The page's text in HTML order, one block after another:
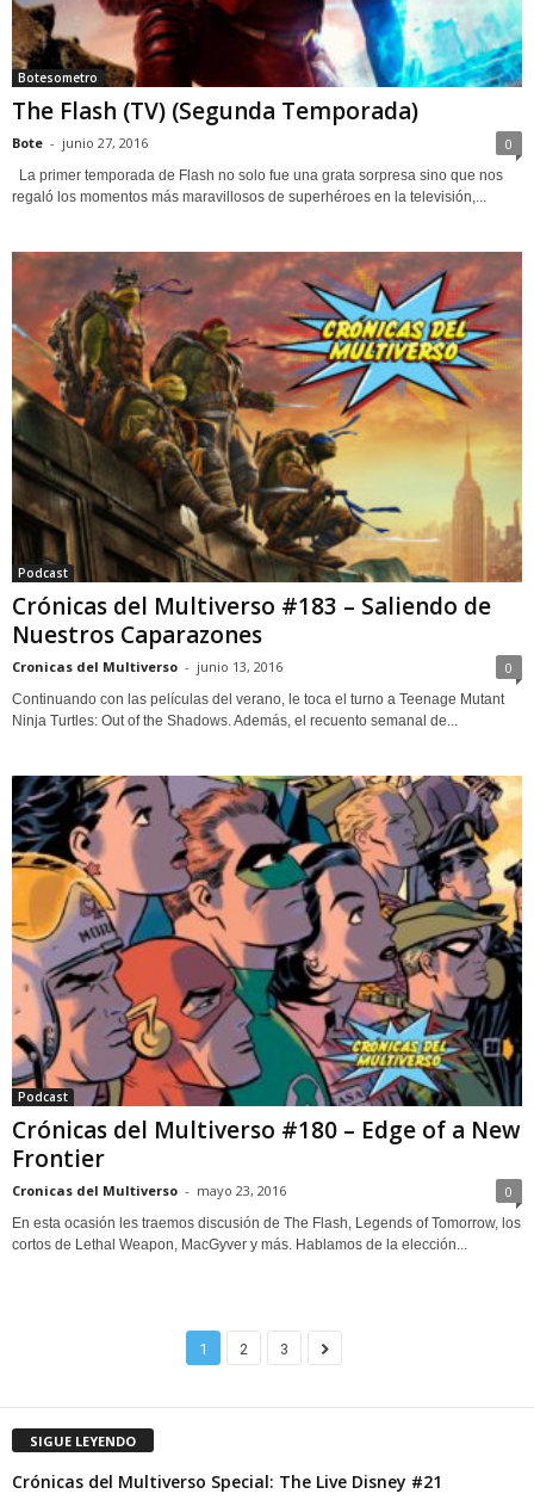
Botesometro
The Flash (TV) (Segunda Temporada)
Bote - junio 27, 2016 0
La primer temporada de Flash no solo fue una grata sorpresa sino que nos
regaló los momentos más maravillosos de superhéroes en la televisión,...
Podcast
Crónicas del Multiverso #183 – Saliendo de
Nuestros Caparazones
Cronicas del Multiverso - junio 13, 2016 0
Continuando con las películas del verano, le toca el turno a Teenage Mutant
Ninja Turtles: Out of the Shadows. Además, el recuento semanal de...
Podcast
Crónicas del Multiverso #180 – Edge of a New
Frontier
Cronicas del Multiverso - mayo 23, 2016 0
En esta ocasión les traemos discusión de The Flash, Legends of Tomorrow, los
cortos de Lethal Weapon, MacGyver y más. Hablamos de la elección...
1 2 3
SIGUE LEYENDO
Crónicas del Multiverso Special: The Live Disney #21